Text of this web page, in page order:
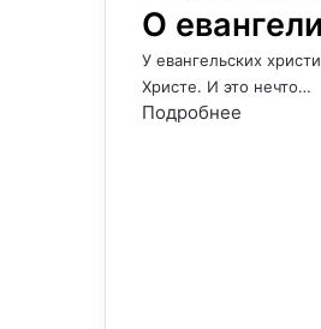
О
У евангельских
Христе. И это нечто…
Подробнее